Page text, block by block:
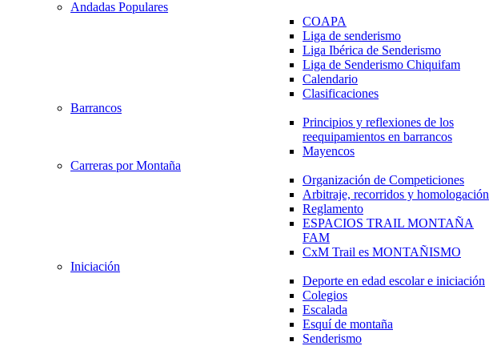
Andadas Populares
COAPA
Liga de senderismo
Liga Ibérica de Senderismo
Liga de Senderismo Chiquifam
Calendario
Clasificaciones
Barrancos
Principios y reflexiones de los
reequipamientos en barrancos
Mayencos
Carreras por Montaña
Organización de Competiciones
Arbitraje, recorridos y homologación
Reglamento
ESPACIOS TRAIL MONTAÑA
FAM
CxM Trail es MONTAÑISMO
Iniciación
Deporte en edad escolar e iniciación
Colegios
Escalada
Esquí de montaña
Senderismo